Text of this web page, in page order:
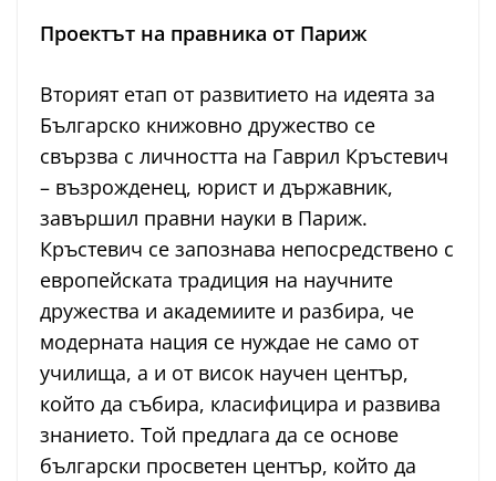
Проектът на правника от Париж
Вторият етап от развитието на идеята за
Българско книжовно дружество се
свързва с личността на Гаврил Кръстевич
– възрожденец, юрист и държавник,
завършил правни науки в Париж.
Кръстевич се запознава непосредствено с
европейската традиция на научните
дружества и академиите и разбира, че
модерната нация се нуждае не само от
училища, а и от висок научен център,
който да събира, класифицира и развива
знанието. Той предлага да се основе
български просветен център, който да